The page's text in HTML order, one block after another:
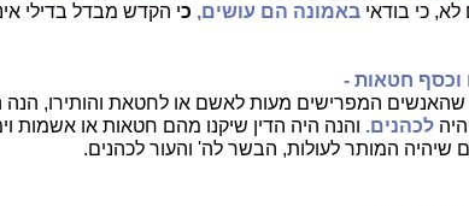
כי בודאי באמונה הם עושים, כי הקדש מבדל בדילי
חטאות -
שהאנשים המפרישים מעות לאשם או לחטאת והותירו, הנה
לכהנים. והנה היה הדין שיקנו מהם חטאות או אשמות
שיהיה המותר לעולות, הבשר לה' והעור לכהנים.